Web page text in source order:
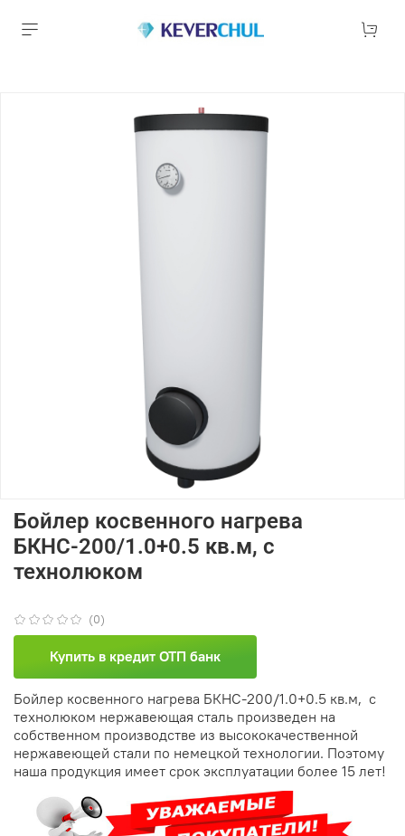
(0)
Бойлер косвенного нагрева
БКНС-200/1.0+0.5 кв.м, с
технолюком
Купить в кредит ОТП банк
Бойлер косвенного нагрева БКНС-200/1.0+0.5 кв.м, с
технолюком нержавеющая сталь произведен на
собственном производстве из высококачественной
нержавеющей стали по немецкой технологии. Поэтому
наша продукция имеет срок эксплуатации более 15 лет!